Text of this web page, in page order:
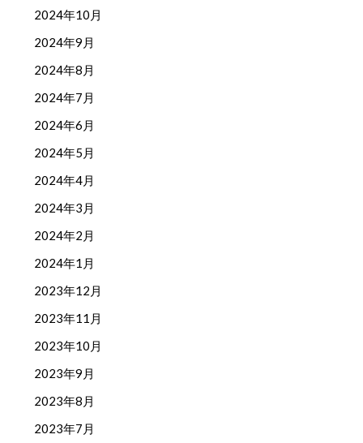
2024年10月
2024年9月
2024年8月
2024年7月
2024年6月
2024年5月
2024年4月
2024年3月
2024年2月
2024年1月
2023年12月
2023年11月
2023年10月
2023年9月
2023年8月
2023年7月